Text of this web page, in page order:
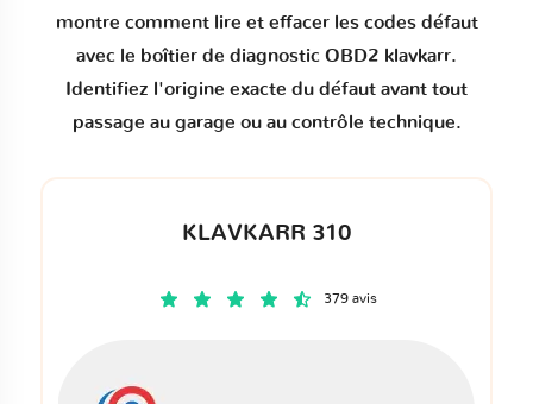
montre comment lire et effacer les codes défaut
avec le boîtier de diagnostic OBD2 klavkarr.
Identifiez l'origine exacte du défaut avant tout
passage au garage ou au contrôle technique.
KLAVKARR 310
379 avis